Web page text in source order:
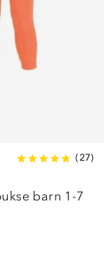
(27)
barn 1-7